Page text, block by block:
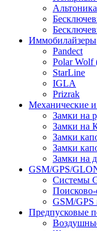
Альтоника
Иммобилайзеры
Pandect
Polar Wolf
StarLine
IGLA
Prizrak
Механические и
Замки на
Замки на
Замки
Замки
Замки на
GSM/GPS/
Системы
GSM/GPS
Предпусковые